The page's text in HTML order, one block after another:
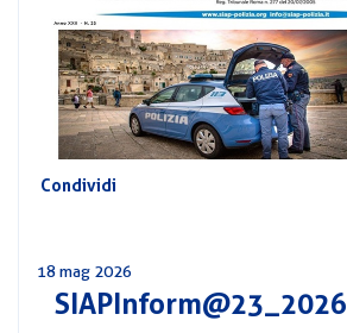
PREVIDENZA
CONVENZIONI
AREA
DIRIGENZIALE
CIRCOLARI
CORSI
MOBILITÀ
DEL
PERSONALE
Condividi
18 mag 2026
SIAPInform@23_2026